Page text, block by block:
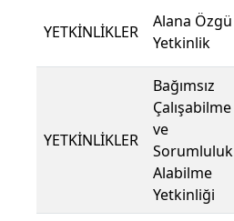
YETKİNLİKLER
Alana Özgü
Yetkinlik
YETKİNLİKLER
Bağımsız
Çalışabilme
ve
Sorumluluk
Alabilme
Yetkinliği